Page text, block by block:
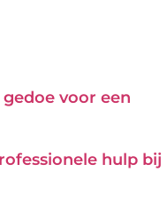
voor een
hulp bij